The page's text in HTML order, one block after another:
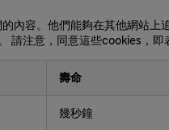
容。他們能夠在其他網站
請注意，同意這些cookies，
壽命
幾秒鐘